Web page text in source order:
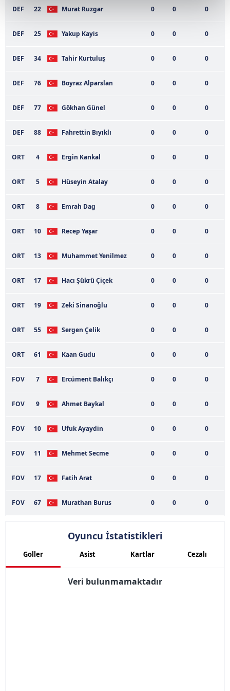
kalemimiz olduğunu sizlere hatırlatmak isteriz.
Her halükârda, kullanıcılar, bu çerezlere izin vermedikleri
gösterilmeyecektir."
Sizlere daha iyi bir hizmet sunabilmek için İnternet
kullanılmaktadır. Bu çerezler vasıtasıyla çeşitli kişisel
toplumu hizmetlerinin sunulması amacıyla
kılınması ve kişiselleştirilmesi ve sizlere yönelik
sınırlı olarak açık rızanız dahilinde kullanılacaktır.
Çerezlere ilişkin tercihlerinizi aşağıda yer alan panel
için Ayarlar butonuna tıklayabilir,
hazırlanmış Aydınlatma Metnimizi okumak ve sitemizde
almak için lütfentıklayınız
DEF 22 Murat Ruzgar 0 0 0
DEF 25 Yakup Kayis 0 0 0
DEF 34 Tahir Kurtuluş 0 0 0
DEF 76 Boyraz Alparslan 0 0 0
DEF 77 Gökhan Günel 0 0 0
DEF 88 Fahrettin Bıyıklı 0 0 0
ORT 4 Ergin Kankal 0 0 0
ORT 5 Hüseyin Atalay 0 0 0
ORT 8 Emrah Dag 0 0 0
ORT 10 Recep Yaşar 0 0 0
ORT 13 Muhammet Yenilmez 0 0 0
ORT 17 Hacı Şükrü Çiçek 0 0 0
ORT 19 Zeki Sinanoğlu 0 0 0
ORT 55 Sergen Çelik 0 0 0
ORT 61 Kaan Gudu 0 0 0
FOV 7 Ercüment Balıkçı 0 0 0
FOV 9 Ahmet Baykal 0 0 0
FOV 10 Ufuk Ayaydin 0 0 0
FOV 11 Mehmet Secme 0 0 0
FOV 17 Fatih Arat 0 0 0
FOV 67 Murathan Burus 0 0 0
Oyuncu İstatistikleri
Goller Asist Kartlar Cezalı
Veri bulunmamaktadır